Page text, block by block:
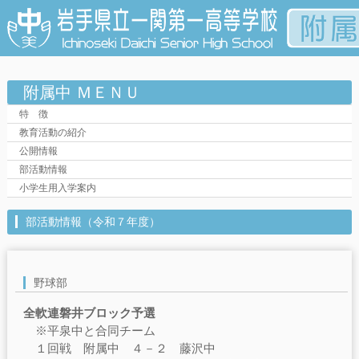
附属中 ＭＥＮＵ
特 徴
教育活動の紹介
公開情報
部活動情報
小学生用入学案内
部活動情報（令和７年度）
野球部
全軟連磐井ブロック予選
※平泉中と合同チーム
１回戦 附属中 ４－２ 藤沢中